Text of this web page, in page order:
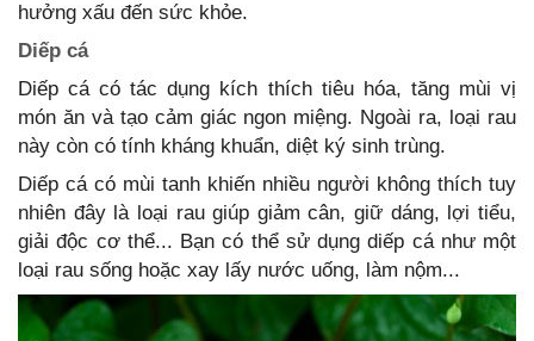
hưởng xấu đến sức khỏe.
Diếp cá
Diếp cá có tác dụng kích thích tiêu hóa, tăng mùi vị
món ăn và tạo cảm giác ngon miệng. Ngoài ra, loại rau
này còn có tính kháng khuẩn, diệt ký sinh trùng.
Diếp cá có mùi tanh khiến nhiều người không thích tuy
nhiên đây là loại rau giúp giảm cân, giữ dáng, lợi tiểu,
giải độc cơ thể... Bạn có thể sử dụng diếp cá như một
loại rau sống hoặc xay lấy nước uống, làm nộm...